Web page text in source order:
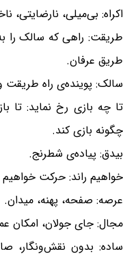
اکراه: بی‌میلی، نارضایتی،
طریقت: راهی که سالک را
طریق عرفان.
سالک: پوینده‌ی راه
تا چه بازی رخ نماید: تا
چگونه بازی کند.
بیدق: پیاده‌ی شطرنج.
خواهیم راند: حرکت خواهیم
عرصه: صفحه، پهنه، میدان.
مجال: جای جولان، امکان
ساده: بدون نقش‌ونگار،